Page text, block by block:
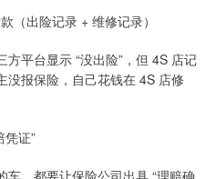
（出险记录 + 维修记录）
平台显示 “没出险”，但 4S 店记
没报保险，自己花钱在 4S 店修
凭证”